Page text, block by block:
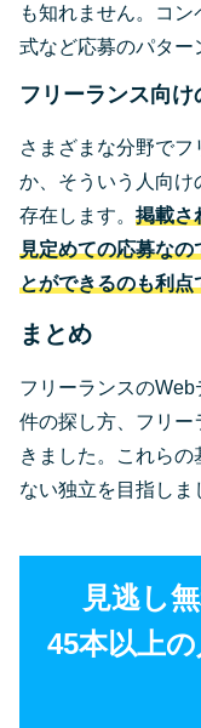
も知れません。コ
式など応募のパター
フリーランス向
さまざまな分野で
か、そういう人向け
存在します。 掲載さ
見定めての応募なの
とができるのも利点
まとめ
フリーランスの
件の探し方、フリー
きました。これら
ない独立を目指しま
見逃し
45本以上